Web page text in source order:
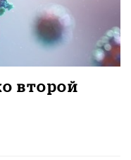
второй